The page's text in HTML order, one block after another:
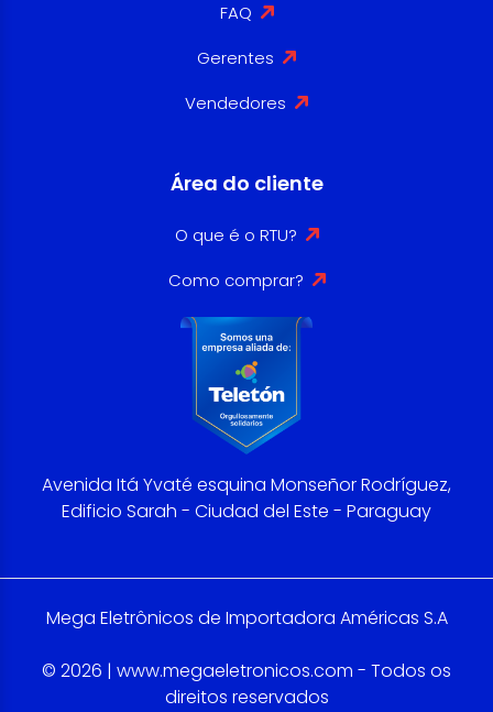
FAQ
Gerentes
Vendedores
Área do cliente
O que é o RTU?
Como comprar?
Avenida Itá Yvaté esquina Monseñor Rodríguez,
Edificio Sarah - Ciudad del Este - Paraguay
Mega Eletrônicos de Importadora Américas S.A
© 2026 | www.megaeletronicos.com - Todos os
direitos reservados